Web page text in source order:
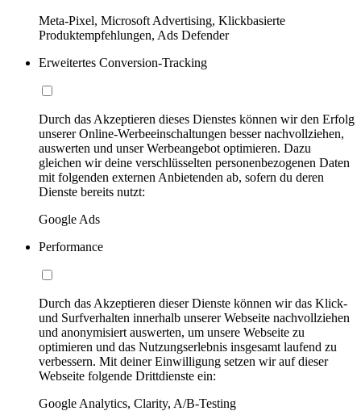
Meta-Pixel, Microsoft Advertising, Klickbasierte
Produktempfehlungen, Ads Defender
Erweitertes Conversion-Tracking
Durch das Akzeptieren dieses Dienstes können wir den Erfolg
unserer Online-Werbeeinschaltungen besser nachvollziehen,
auswerten und unser Werbeangebot optimieren. Dazu
gleichen wir deine verschlüsselten personenbezogenen Daten
mit folgenden externen Anbietenden ab, sofern du deren
Dienste bereits nutzt:
Google Ads
Performance
Durch das Akzeptieren dieser Dienste können wir das Klick-
und Surfverhalten innerhalb unserer Webseite nachvollziehen
und anonymisiert auswerten, um unsere Webseite zu
optimieren und das Nutzungserlebnis insgesamt laufend zu
verbessern. Mit deiner Einwilligung setzen wir auf dieser
Webseite folgende Drittdienste ein:
Google Analytics, Clarity, A/B-Testing